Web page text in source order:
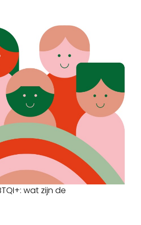
wat zijn de